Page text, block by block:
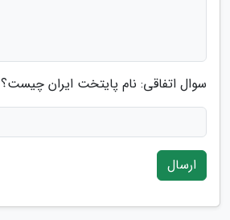
سوال اتفاقی: نام پایتخت ایران چیست؟
ارسال